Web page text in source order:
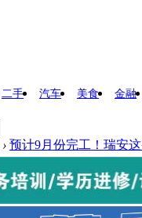
二手 汽车 美食 金融
› 预计9月份完工！瑞安